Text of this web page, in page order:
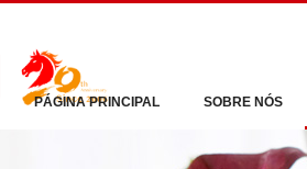
PÁGINA PRINCIPAL SOBRE NÓS